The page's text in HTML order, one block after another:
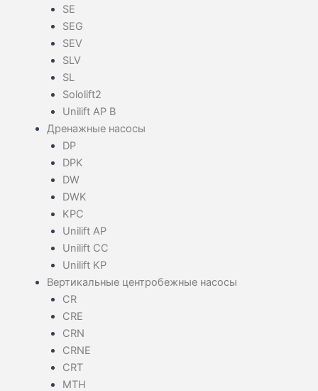
SE
SEG
SEV
SLV
SL
Sololift2
Unilift AP B
Дренажные насосы
DP
DPK
DW
DWK
KPC
Unilift AP
Unilift CC
Unilift KP
Вертикальные центробежные насосы
CR
CRE
CRN
CRNE
CRT
MTH